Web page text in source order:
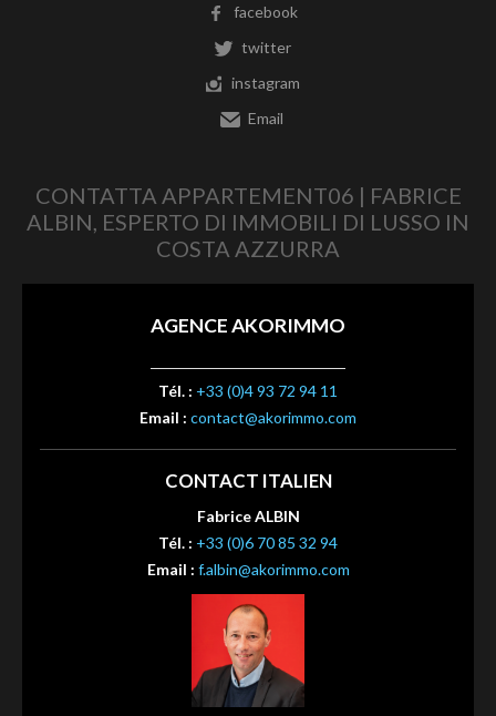
facebook
twitter
instagram
Email
CONTATTA APPARTEMENT06 | FABRICE
ALBIN, ESPERTO DI IMMOBILI DI LUSSO IN
COSTA AZZURRA
AGENCE AKORIMMO
Tél. : +33 (0)4 93 72 94 11
Email : contact@akorimmo.com
CONTACT ITALIEN
Fabrice ALBIN
Tél. : +33 (0)6 70 85 32 94
Email : f.albin@akorimmo.com